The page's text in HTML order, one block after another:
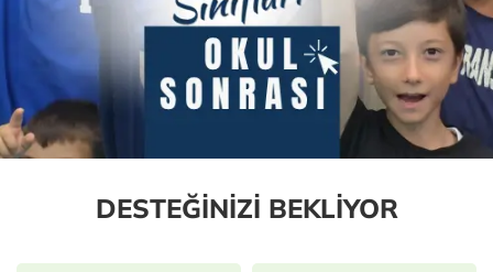
DESTEĞİNİZİ BEKLİYOR